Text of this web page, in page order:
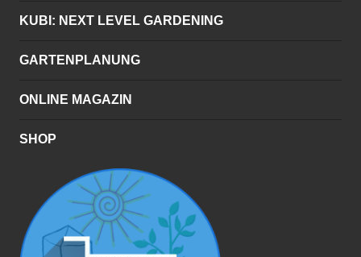
KUBI: NEXT LEVEL GARDENING
GARTENPLANUNG
ONLINE MAGAZIN
SHOP